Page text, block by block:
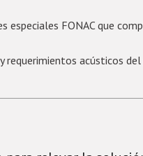
especiales FONAC que
requerimientos acústicos